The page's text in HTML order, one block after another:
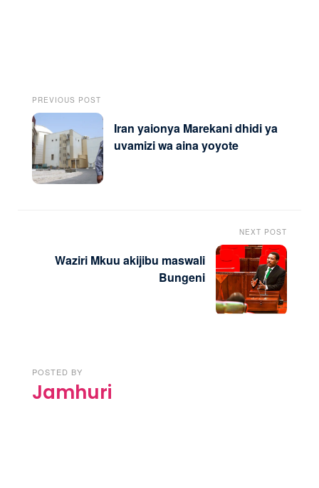
PREVIOUS POST
Iran yaionya Marekani dhidi ya
uvamizi wa aina yoyote
NEXT POST
Waziri Mkuu akijibu maswali
Bungeni
POSTED BY
Jamhuri